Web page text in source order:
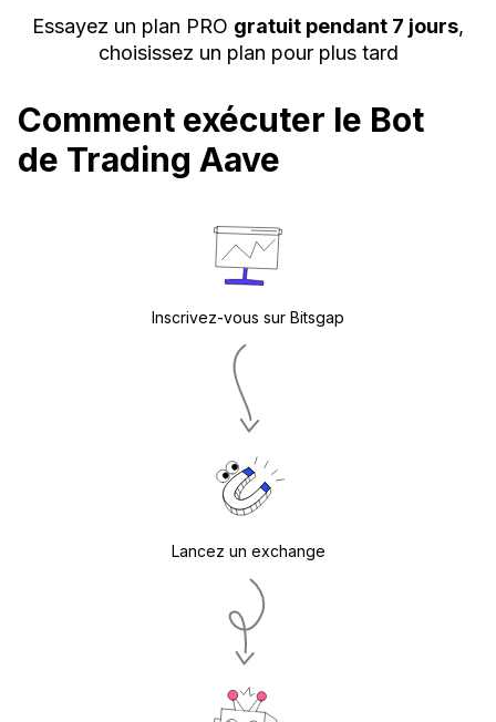
Essayez un plan PRO gratuit pendant 7 jours,
choisissez un plan pour plus tard
Comment exécuter le Bot
de Trading Aave
Inscrivez-vous sur Bitsgap
Lancez un exchange